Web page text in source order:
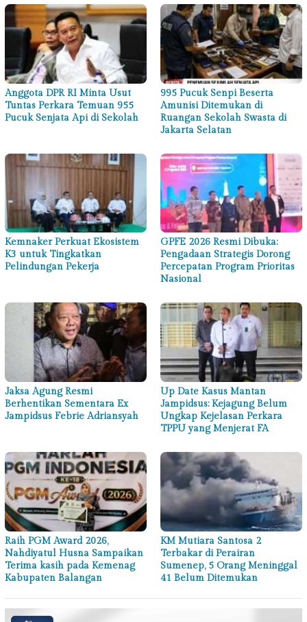
Anggota DPR RI Minta Usut
Tuntas Perkara Temuan 955
Pucuk Senjata Api di Sekolah
995 Pucuk Senpi Beserta
Amunisi Ditemukan di
Ruangan Sekolah Swasta di
Jakarta Selatan
Kemnaker Perkuat Ekosistem
K3 untuk Tingkatkan
Pelindungan Pekerja
GPFE 2026 Resmi Dibuka:
Pengadaan Strategis Dorong
Percepatan Program Prioritas
Nasional
Jaksa Agung Resmi
Berhentikan Sementara Ex
Jampidsus Febrie Adriansyah
Up Date Kasus Mantan
Jampidsus: Kejagung Belum
Ungkap Kejelasan Perkara
TPPU yang Menjerat FA
Raih PGM Award 2026,
Nahdiyatul Husna Sampaikan
Terima kasih pada Kemenag
Kabupaten Balangan
KM Mutiara Santosa 2
Terbakar di Perairan
Sumenep, 5 Orang Meninggal
41 Belum Ditemukan